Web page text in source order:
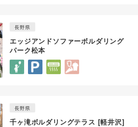
長野県
エッジアンドソファーボルダリング
パーク松本
長野県
千ヶ滝ボルダリングテラス [軽井沢]